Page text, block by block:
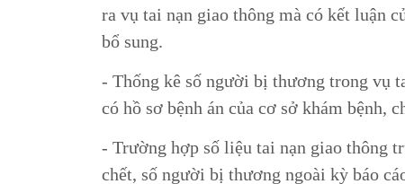
ra vụ tai nạn giao thông mà có kết luận
bổ sung.
- Thống kê số người bị thương trong vụ
có hồ sơ bệnh án của cơ sở khám bệnh,
- Trường hợp số liệu tai nạn giao thông
chết, số người bị thương ngoài kỳ báo